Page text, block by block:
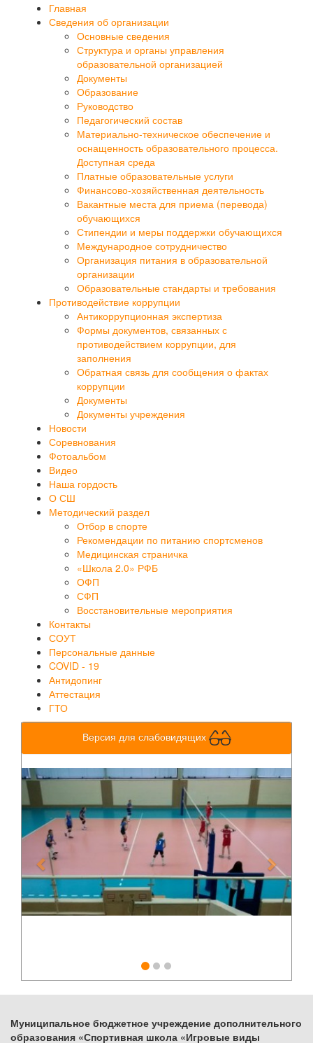
Главная
Сведения об организации
Основные сведения
Структура и органы управления
образовательной организацией
Документы
Образование
Руководство
Педагогический состав
Материально-техническое обеспечение и
оснащенность образовательного процесса.
Доступная среда
Платные образовательные услуги
Финансово-хозяйственная деятельность
Вакантные места для приема (перевода)
обучающихся
Стипендии и меры поддержки обучающихся
Международное сотрудничество
Организация питания в образовательной
организации
Образовательные стандарты и требования
Противодействие коррупции
Антикоррупционная экспертиза
Формы документов, связанных с
противодействием коррупции, для
заполнения
Обратная связь для сообщения о фактах
коррупции
Документы
Документы учреждения
Новости
Соревнования
Фотоальбом
Видео
Наша гордость
О СШ
Методический раздел
Отбор в спорте
Рекомендации по питанию спортсменов
Медицинская страничка
«Школа 2.0» РФБ
ОФП
СФП
Восстановительные мероприятия
Контакты
СОУТ
Персональные данные
COVID - 19
Антидопинг
Аттестация
ГТО
Версия для слабовидящих
Previous Next
Муниципальное бюджетное учреждение дополнительного
образования «Спортивная школа «Игровые виды